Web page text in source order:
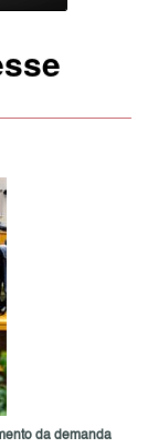
da demanda